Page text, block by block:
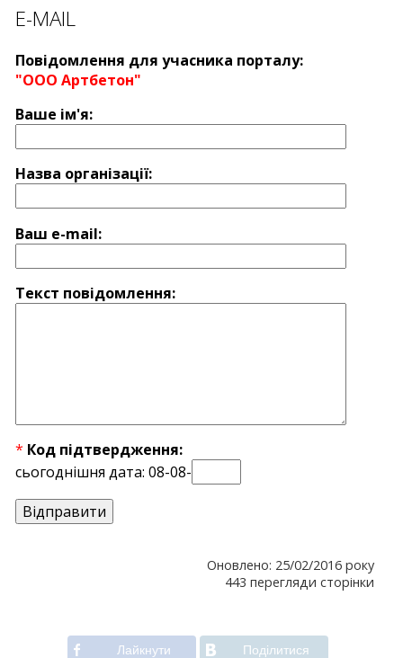
E-MAIL
Повідомлення для учасника порталу:
"OOO Артбетон"
Ваше ім'я:
Назва оргaнізації:
Ваш e-mail:
Текст повідомлення:
* Код підтвердження:
сьогоднішня дата: 08-08-
Оновлено: 25/02/2016 року
443 перегляди сторінки
Лайкнути Подiлитися